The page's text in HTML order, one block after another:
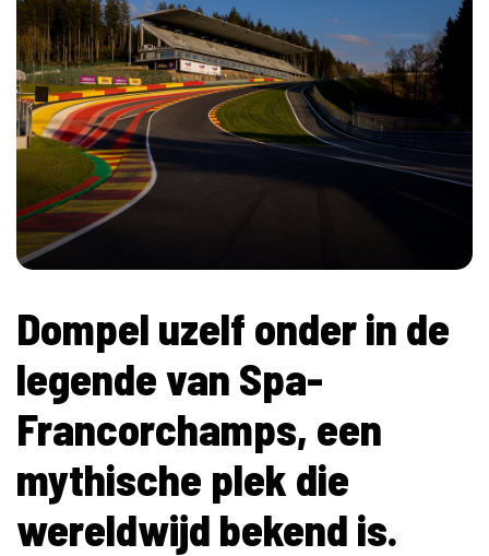
Dompel uzelf onder in de
legende van Spa-
Francorchamps, een
mythische plek die
wereldwijd bekend is.